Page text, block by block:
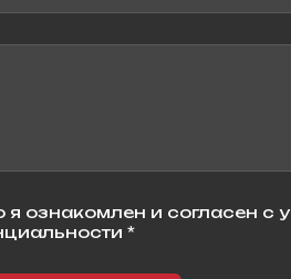
ознакомлен и согласен с
*